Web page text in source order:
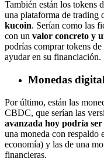
También están los tokens
una plataforma de trading
kucoin. Serían como las
con un valor concreto y
podrías comprar tokens de
ayudar en su financiación.
Monedas
Por último, están las
CBDC, que serían las
avanzada hoy podría
una moneda con
economía) y las de una
financieras.